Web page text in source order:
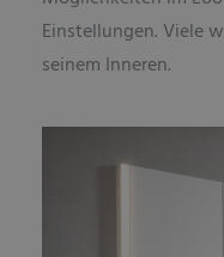
Einstellungen. Viele
seinem Inneren.